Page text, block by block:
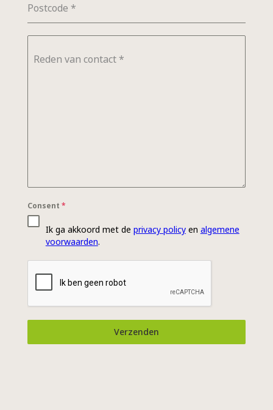
Postcode *
Reden van contact*
Consent *
Ik ga akkoord met de privacy policyen algemene
voorwaarden.
Verzenden